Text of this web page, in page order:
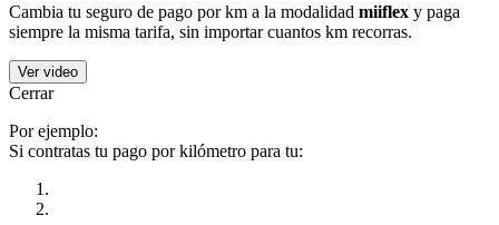
Cambia tu seguro de pago por km a la modalidad miiflex y paga
siempre la misma tarifa, sin importar cuantos km recorras.
Ver video
Cerrar
Por ejemplo:
Si contratas tu pago por kilómetro para tu: